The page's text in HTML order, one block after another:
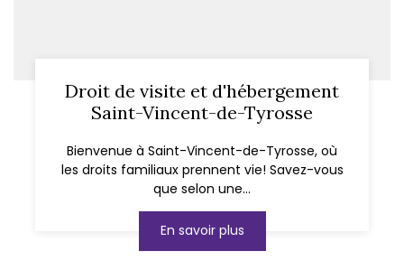
Droit de visite et d'hébergement
Saint-Vincent-de-Tyrosse
Bienvenue à Saint-Vincent-de-Tyrosse, où
les droits familiaux prennent vie! Savez-vous
que selon une...
En savoir plus